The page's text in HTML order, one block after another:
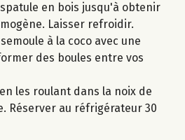
en bois jusqu'à obtenir
Laisser refroidir.
à la coco avec une
des boules entre vos
les roulant dans la noix de
Réserver au réfrigérateur 30